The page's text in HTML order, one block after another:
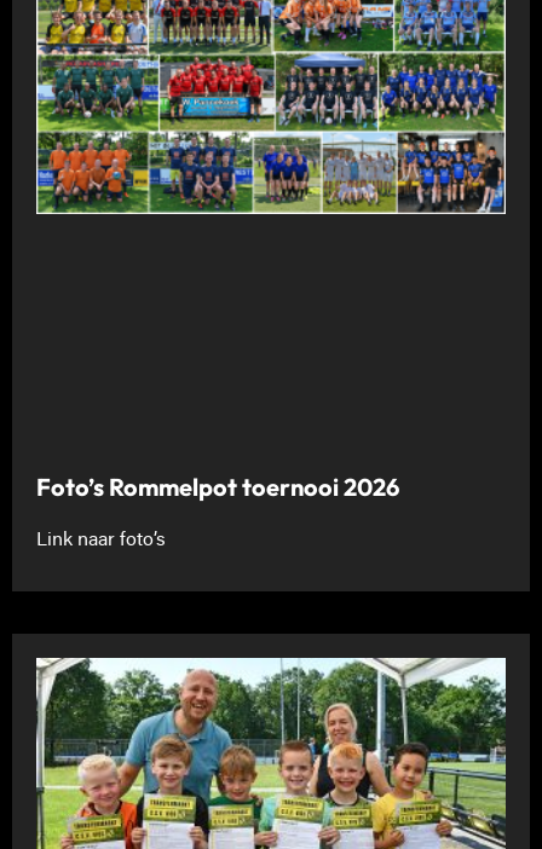
Foto’s Rommelpot toernooi 2026
Link naar foto’s